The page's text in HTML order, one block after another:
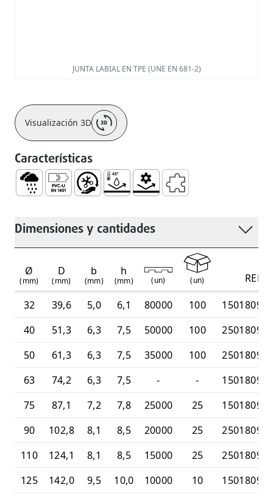
JUNTA LABIAL EN TPE (UNE EN 681-2)
Visualización 3D
Características
Dimensiones y cantidades
Ø
(mm)
D
(mm)
b
(mm)
h
(mm) (un) (un)
REF
32
39,6 5,0 6,1 80000 100
40
51,3 6,3 7,5 50000 100
50
61,3 6,3 7,5 35000 100
63
74,2 6,3 7,5 - -
75
87,1 7,2 7,8 25000 25
90
102,8 8,1 8,5 20000 25
110
124,1 8,1 8,5 15000 25
125
142,0 9,5 10,0 10000 10